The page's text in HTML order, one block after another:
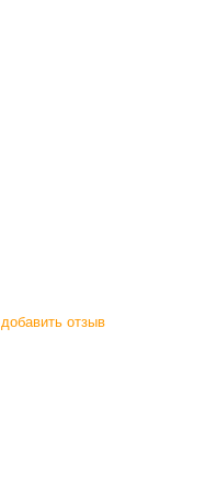
добавить отзыв